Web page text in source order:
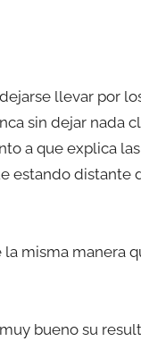
llevar por
sin dejar nada
a que explica
estando distante
misma manera
bueno su